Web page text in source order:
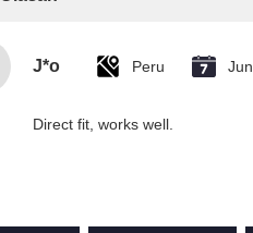
J*o Peru
Direct fit, works well.